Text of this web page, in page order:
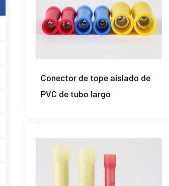
Conector de tope aislado de
PVC de tubo largo